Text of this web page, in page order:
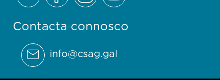
Contacta connosco
info@csag.gal